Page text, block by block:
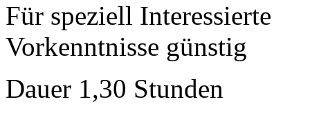
Für speziell Interessierte
Vorkenntnisse günstig
Dauer 1,30 Stunden